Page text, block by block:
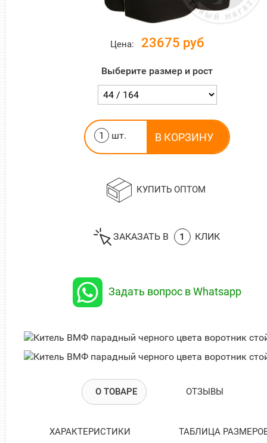
Цена: 23675 руб
размер и рост
шт.
КУПИТЬ ОПТОМ
ЗАКАЗАТЬ В 1 КЛИК
Задать вопрос в Whatsapp
О ТОВАРЕ ОТЗЫВЫ
ХАРАКТЕРИСТИКИ ТАБЛИЦА